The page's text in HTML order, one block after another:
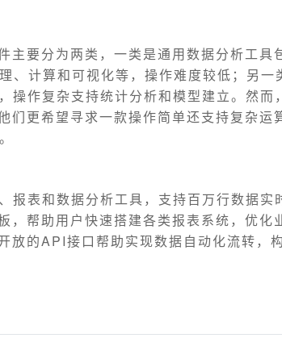
主要分为两类，一类是通用数据分析工具
、计算和可视化等，操作难度较低；另一
操作复杂支持统计分析和模型建立。然而
们更希望寻求一款操作简单还支持复杂运
。
报表和数据分析工具，支持百万行数据实
，帮助用户快速搭建各类报表系统，优化
放的API接口帮助实现数据自动化流转，